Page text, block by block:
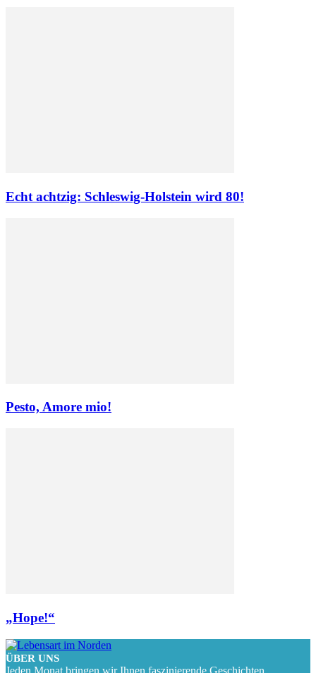
Echt achtzig: Schleswig-Holstein wird 80!
Pesto, Amore mio!
„Hope!“
ÜBER UNS
Jeden Monat bringen wir Ihnen faszinierende Geschichten,